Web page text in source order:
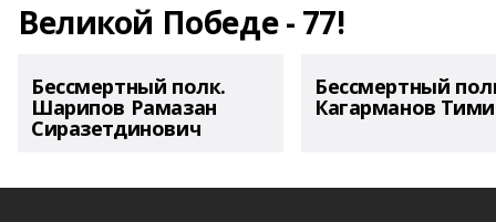
Великой Победе - 77!
Бессмертный полк.
Шарипов Рамазан
Сиразетдинович
Бессмертный
Кагарманов